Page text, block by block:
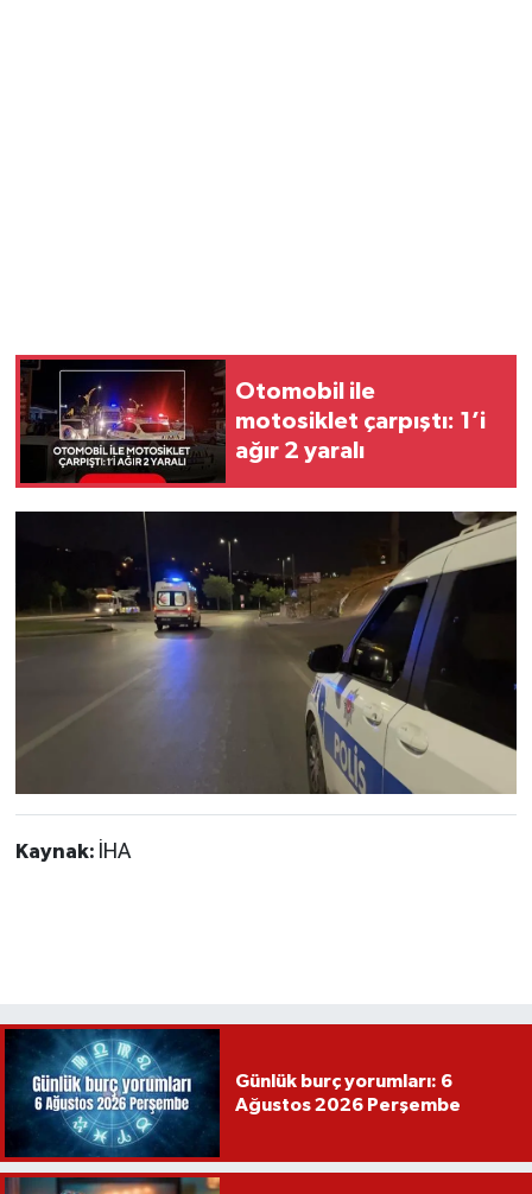
Otomobil ile
motosiklet çarpıştı: 1’i
ağır 2 yaralı
Kaynak: İHA
Günlük burç yorumları: 6
Ağustos 2026 Perşembe